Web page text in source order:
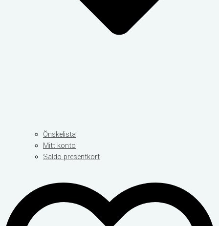
Önskelista
Mitt konto
Saldo presentkort